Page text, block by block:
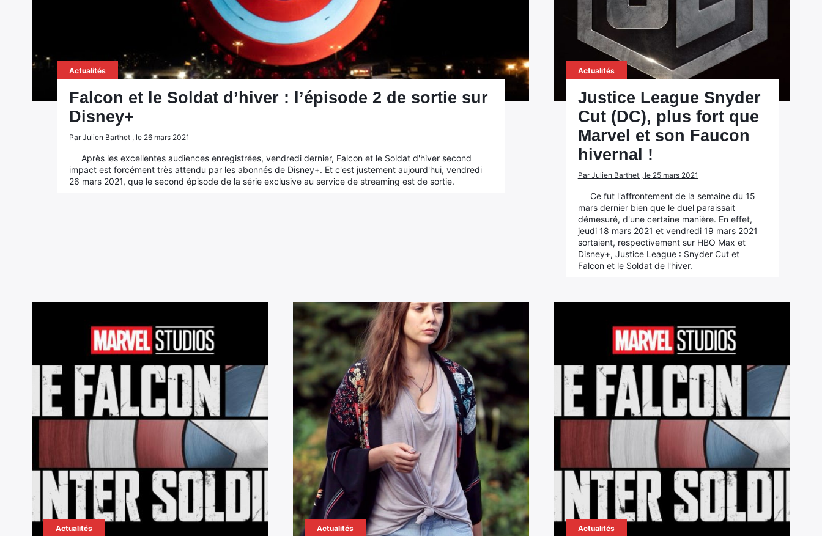
Actualités
Falcon et le Soldat d’hiver : l’épisode 2 de sortie sur
Disney+
Par Julien Barthet , le 26 mars 2021
Après les excellentes audiences enregistrées, vendredi dernier, Falcon et le Soldat d'hiver second
impact est forcément très attendu par les abonnés de Disney+. Et c'est justement aujourd'hui, vendredi
26 mars 2021, que le second épisode de la série exclusive au service de streaming est de sortie.
Actualités
Justice League Snyder
Cut (DC), plus fort que
Marvel et son Faucon
hivernal !
Par Julien Barthet , le 25 mars 2021
Ce fut l'affrontement de la semaine du 15
mars dernier bien que le duel paraissait
démesuré, d'une certaine manière. En effet,
jeudi 18 mars 2021 et vendredi 19 mars 2021
sortaient, respectivement sur HBO Max et
Disney+, Justice League : Snyder Cut et
Falcon et le Soldat de l'hiver.
Actualités Actualités Actualités